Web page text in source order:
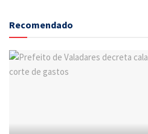
Recomendado